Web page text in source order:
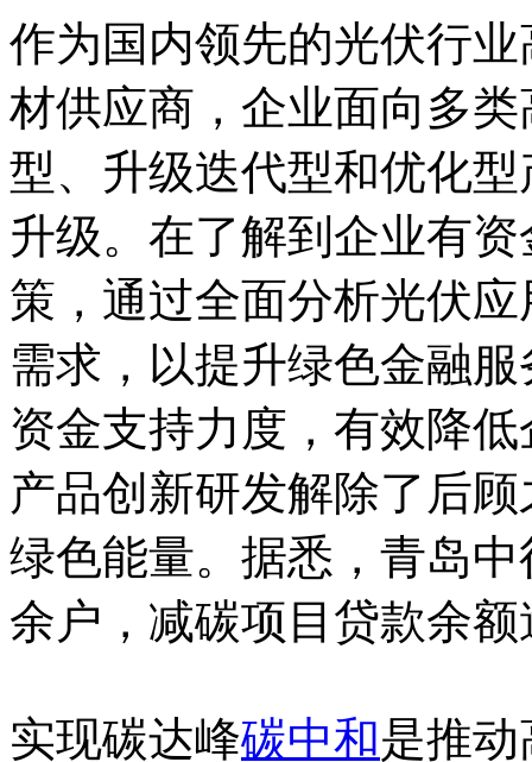
作为国内领先的光伏行
材供应商，企业面向多
型、升级迭代型和优化
升级。在了解到企业有
策，通过全面分析光伏
需求，以提升绿色金融
资金支持力度，有效降
产品创新研发解除了后
绿色能量。据悉，青岛
余户，减碳项目贷款余额
实现碳达峰碳中和是推